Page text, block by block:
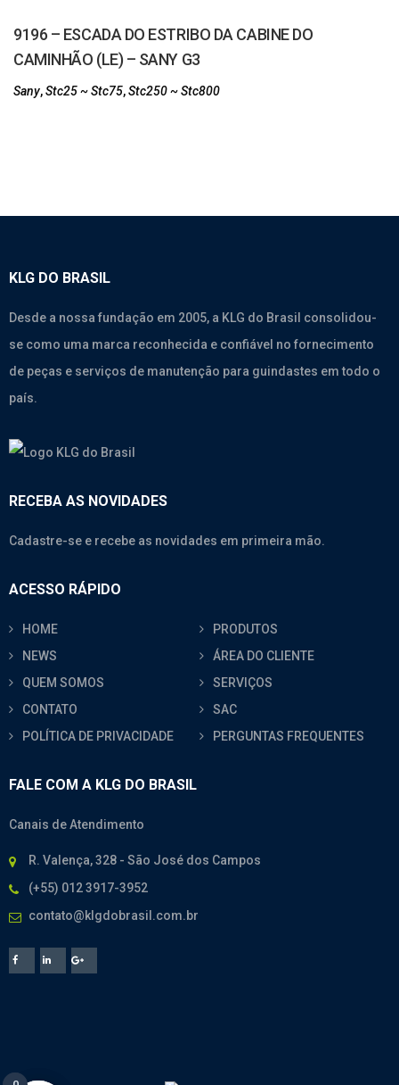
9196 – ESCADA DO ESTRIBO DA CABINE DO
CAMINHÃO (LE) – SANY G3
Sany,Stc25 ~ Stc75,Stc250 ~ Stc800
KLG DO BRASIL
Desde a nossa fundação em 2005, a KLG do Brasil consolidou-
se como uma marca reconhecida e confiável no fornecimento
de peças e serviços de manutenção para guindastes em todo o
país.
RECEBA AS NOVIDADES
Cadastre-se e recebe as novidades em primeira mão.
ACESSO RÁPIDO
HOME
PRODUTOS
NEWS
ÁREA DO CLIENTE
QUEM SOMOS
SERVIÇOS
CONTATO
SAC
POLÍTICA DE PRIVACIDADE
PERGUNTAS FREQUENTES
FALE COM A KLG DO BRASIL
Canais de Atendimento
R. Valença, 328 - São José dos Campos
(+55) 012 3917-3952
contato@klgdobrasil.com.br